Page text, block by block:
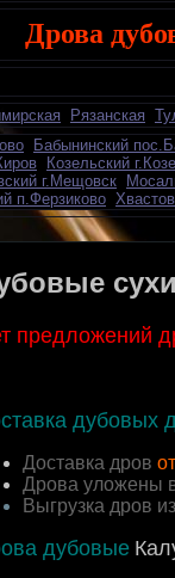
Дрова
Рязанская
Бабынинский
Козельский
г.Мещовск
п.Ферзиково
предложений
дубовых
Доставка дров
Дрова уложены
Выгрузка дров
дубовые